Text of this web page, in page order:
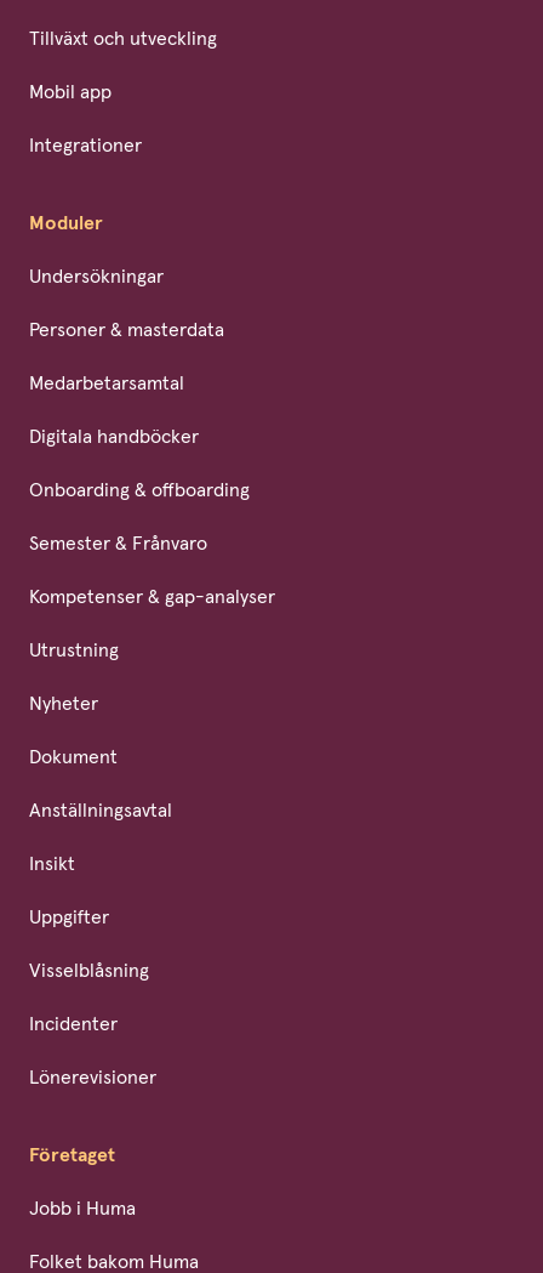
Tillväxt och utveckling
Mobil app
Integrationer
Moduler
Undersökningar
Personer & masterdata
Medarbetarsamtal
Digitala handböcker
Onboarding & offboarding
Semester & Frånvaro
Kompetenser & gap-analyser
Utrustning
Nyheter
Dokument
Anställningsavtal
Insikt
Uppgifter
Visselblåsning
Incidenter
Lönerevisioner
Företaget
Jobb i Huma
Folket bakom Huma